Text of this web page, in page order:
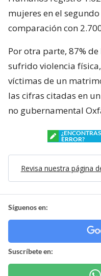
mujeres en el
comparación con
Por otra parte, 87%
sufrido violencia
víctimas de un
las cifras citadas en
no gubernamental
ERROR?
Revisa nuestra página
Síguenos en:
Suscríbete en: